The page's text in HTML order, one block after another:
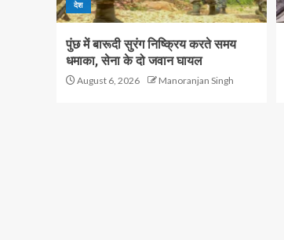
देश
पुंछ में बारूदी सुरंग निष्क्रिय करते समय
धमाका, सेना के दो जवान घायल
August 6, 2026 Manoranjan Singh